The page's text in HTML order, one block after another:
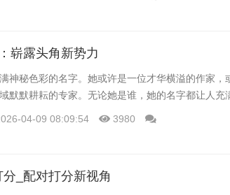
崭露头角新势力
神秘色彩的名字。她或许是一位才华横溢的作家
默默耕耘的专家。无论她是谁，她的名字都让人充
04-09 08:09:54 3980
_配对打分新视角